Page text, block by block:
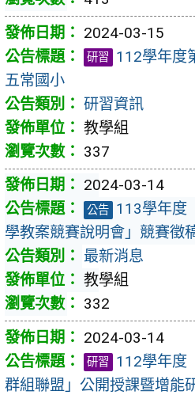
2024-03-15
研習
112學年度
五常國小
研習資訊
教學組
337
2024-03-14
公告 113學年度
學教案競賽說明會」競賽徵
最新消息
教學組
332
2024-03-14
研習
112學年度
群組聯盟」公開授課暨增能